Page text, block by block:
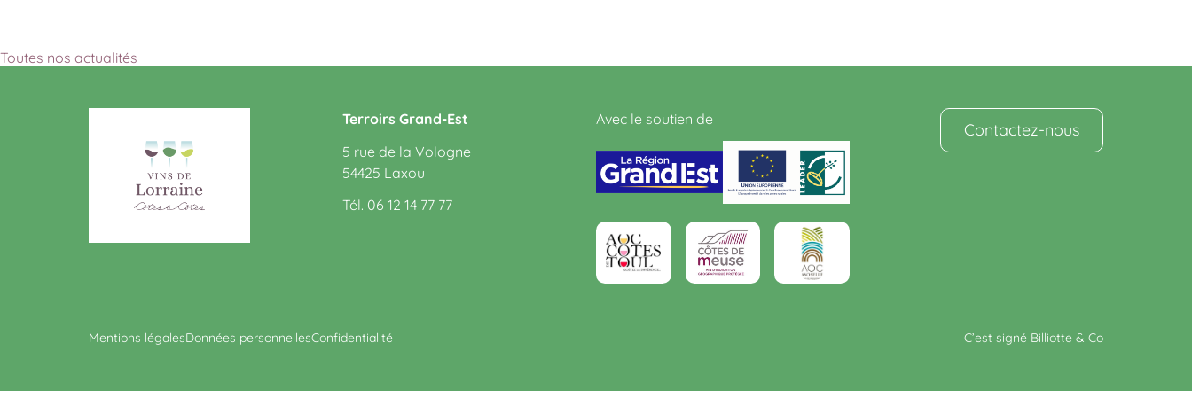
Toutes nos actualités
Terroirs Grand-Est
5 rue de la Vologne
54425 Laxou
Tél. 06 12 14 77 77
Avec le soutien de
Contactez-nous
Mentions légalesDonnées personnellesConfidentialité C’est signé Billiotte & Co